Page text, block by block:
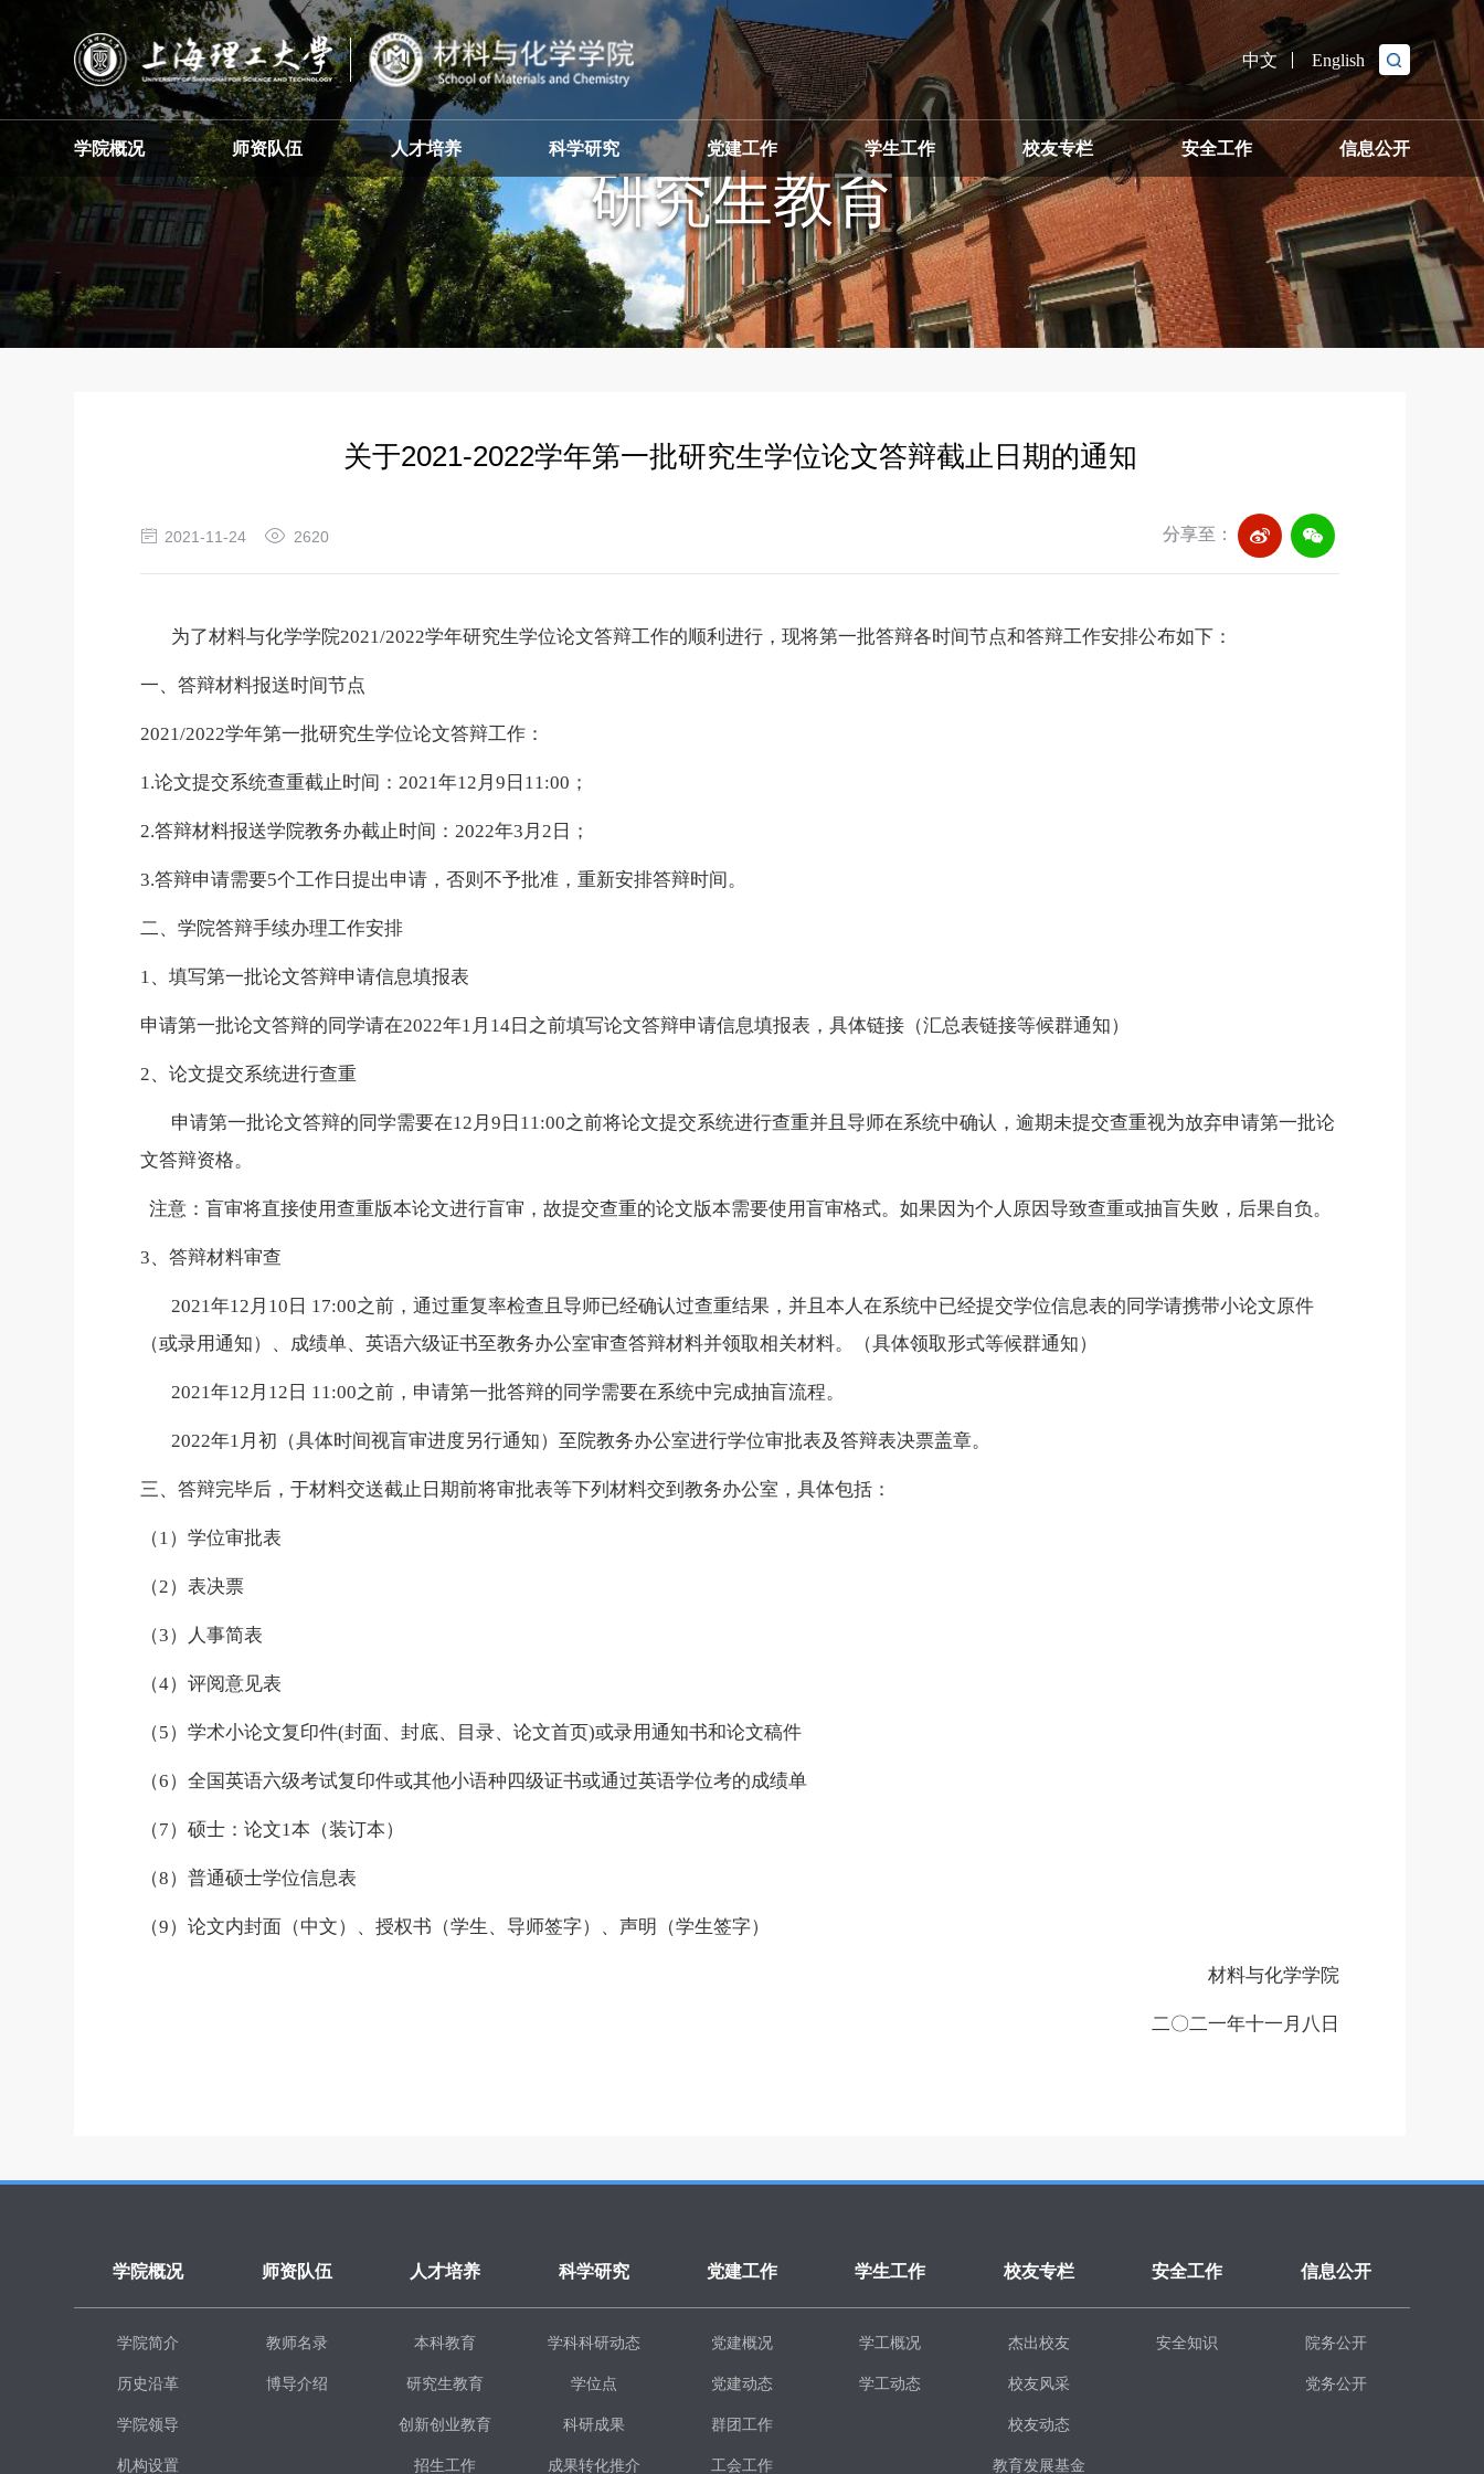
中文 English
学院概况 师资队伍 人才培养 科学研究 党建工作 学生工作 校友专栏 安全工作 信息公开
研究生教育
关于2021-2022学年第一批研究生学位论文答辩截止日期的通知
2021-11-24 2620 分享至：
为了材料与化学学院2021/2022学年研究生学位论文答辩工作的顺利进行，现将第一批答辩各时间节点和答辩工作安排公布如下：
一、答辩材料报送时间节点
2021/2022学年第一批研究生学位论文答辩工作：
1.论文提交系统查重截止时间：2021年12 月9 日 11:00 ；
2.答辩材料报送学院教务办截止时间：2022年3 月2 日；
3.答辩申请需要5个工作日提出申请，否则不予批准，重新安排答辩时间。
二、学院答辩手续办理工作安排
1、填写第一批论文答辩申请信息填报表
申请第一批论文答辩的同学请在2022年1 月 14 日之前填写论文答辩申请信息填报表，具体链接（汇总表链接等候群通知）
2、论文提交系统进行查重
申请第一批论文答辩的同学需要在12 月9 日 11:00之前将论文提交系统进行查重并且导师在系统中确认，逾期未提交查重视为放弃申请第一批论
文答辩资格。
注意：盲审将直接使用查重版本论文进行盲审，故提交查重的论文版本需要使用盲审格式。如果因为个人原因导致查重或抽盲失败，后果自负。
3、答辩材料审查
2021年12 月 10 日 17:00之前，通过重复率检查且导师已经确认过查重结果，并且本人在系统中已经提交学位信息表的同学请携带小论文原件
（或录用通知）、成绩单、英语六级证书至教务办公室审查答辩材料并领取相关材料。（具体领取形式等候群通知）
2021年12 月 12 日 11:00之前，申请第一批答辩的同学需要在系统中完成抽盲流程。
2022年1 月初（具体时间视盲审进度另行通知）至院教务办公室进行学位审批表及答辩表决票盖章。
三、答辩完毕后，于材料交送截止日期前将审批表等下列材料交到教务办公室，具体包括：
（1）学位审批表
（2）表决票
（3）人事简表
（4）评阅意见表
（5）学术小论文复印件(封面、封底、目录、论文首页)或录用通知书和论文稿件
（6）全国英语六级考试复印件或其他小语种四级证书或通过英语学位考的成绩单
（7）硕士：论文1本（装订本）
（8）普通硕士学位信息表
（9）论文内封面（中文）、授权书（学生、导师签字）、声明（学生签字）
材料与化学学院
二〇二一年十一月八日
学院概况
学院简介
历史沿革
学院领导
机构设置
师资队伍
教师名录
博导介绍
人才培养
本科教育
研究生教育
创新创业教育
招生工作
科学研究
学科科研动态
学位点
科研成果
成果转化推介
党建工作
党建概况
党建动态
群团工作
工会工作
学生工作
学工概况
学工动态
校友专栏
杰出校友
校友风采
校友动态
教育发展基金
安全工作
安全知识
信息公开
院务公开
党务公开